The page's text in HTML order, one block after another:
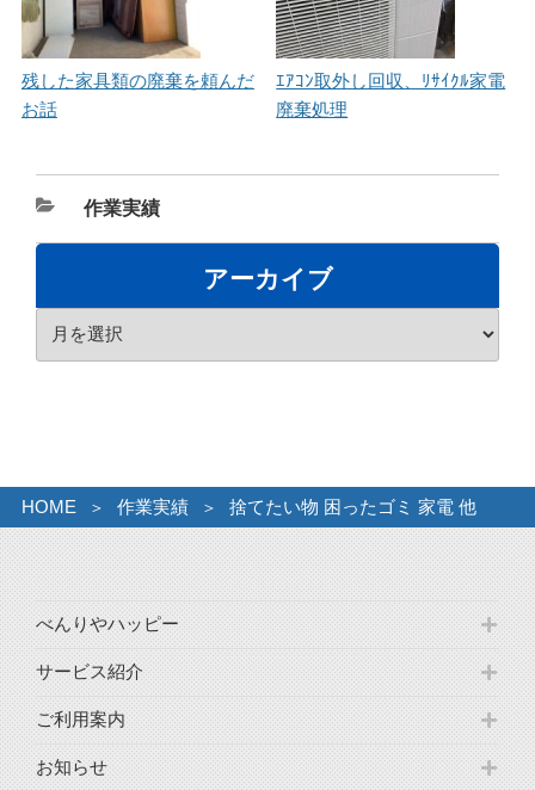
残した家具類の廃棄を頼んだ
お話
ｴｱｺﾝ取外し回収、ﾘｻｲｸﾙ家電
廃棄処理
カ
テ
ー
作業実績
アーカイブ
HOME 作業実績 捨てたい物 困ったゴミ 家電 他
べんりやハッピー
サービス紹介
ご利用案内
お知らせ